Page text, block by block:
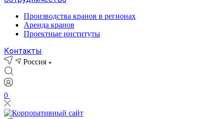
Производства кранов в регионах
Аренда кранов
Проектные институты
Контакты
Россия
0